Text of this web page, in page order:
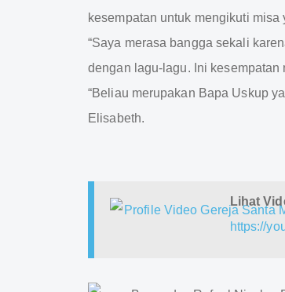
kesempatan untuk mengikuti
“Saya merasa bangga sekali
dengan lagu-lagu. Ini kesempatan
“Beliau merupakan Bapa Uskup
Elisabeth.
Lihat
https://